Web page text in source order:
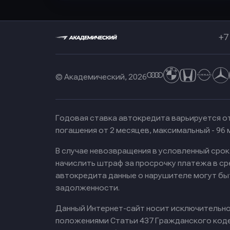
© Академический, 2026
Годовая ставка автокредита варьируется
погашения от 2 месяцев, максимальный -
В случае невозвращения в условленный
начислить штраф за просрочку платежа в
автокредита данные о нарушителе могут
задолженности.
Данный Интернет-сайт носит
положениями Статьи 437 Гражданского